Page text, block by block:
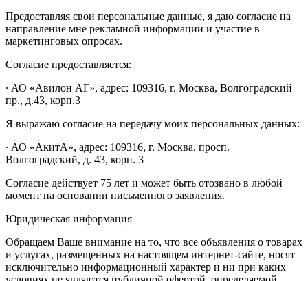
Предоставляя свои персональные данные, я даю согласие на
направление мне рекламной информации и участие в
маркетинговых опросах.
Согласие предоставляется:
∙ АО «Авилон АГ», адрес: 109316, г. Москва, Волгоградский
пр., д.43, корп.3
Я выражаю согласие на передачу моих персональных данных:
∙ АО «АкитА», адрес: 109316, г. Москва, просп.
Волгоградский, д. 43, корп. 3
Согласие действует 75 лет и может быть отозвано в любой
момент на основании письменного заявления.
Юридическая информация
Обращаем Ваше внимание на то, что все объявления о товарах
и услугах, размещенных на настоящем интернет-сайте, носят
исключительно информационный характер и ни при каких